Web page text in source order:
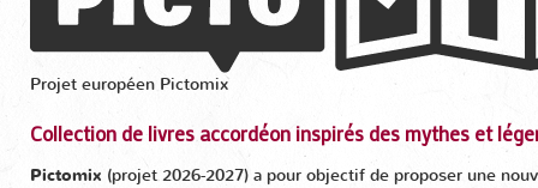
Projet européen Pictomix
Collection de livres accordéon inspirés des mythes et
Pictomix (projet 2026-2027) a pour objectif de proposer une